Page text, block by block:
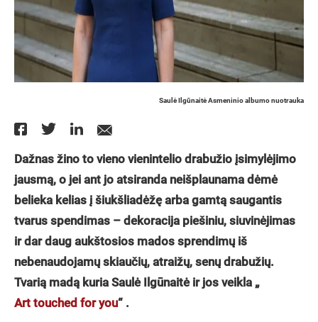
Saulė Ilgūnaitė Asmeninio albumo nuotrauka
Dažnas žino to vieno vienintelio drabužio įsimylėjimo
jausmą, o jei ant jo atsiranda neišplaunama dėmė
belieka kelias į šiukšliadėžę arba gamtą saugantis
tvarus spendimas – dekoracija piešiniu, siuvinėjimas
ir dar daug aukštosios mados sprendimų iš
nebenaudojamų skiaučių, atraižų, senų drabužių.
Tvarią madą kuria Saulė Ilgūnaitė ir jos veikla „
Art touched for you“ .